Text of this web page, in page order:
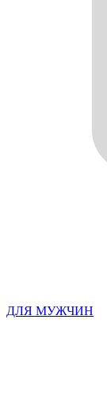
ДЛЯ МУЖЧИН